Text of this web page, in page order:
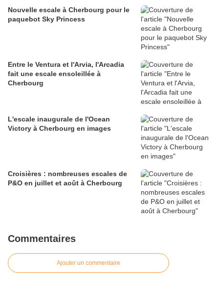
Nouvelle escale à Cherbourg pour le
paquebot Sky Princess
Entre le Ventura et l'Arvia, l'Arcadia
fait une escale ensoleillée à
Cherbourg
L'escale inaugurale de l'Ocean
Victory à Cherbourg en images
Croisières : nombreuses escales de
P&O en juillet et août à Cherbourg
Commentaires
Ajouter un commentaire